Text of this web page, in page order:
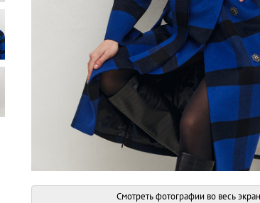
Смотреть фотографии во весь экран